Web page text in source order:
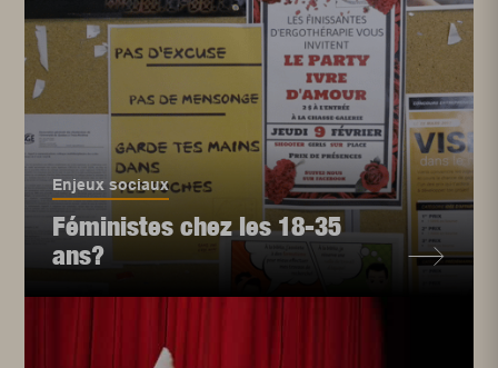
Enjeux sociaux
Féministes chez les 18-35
ans?